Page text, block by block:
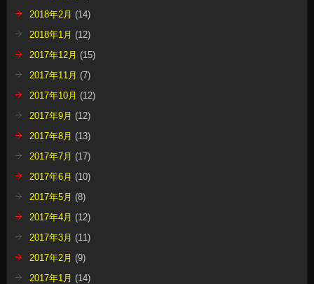
2018年2月 (14)
2018年1月 (12)
2017年12月 (15)
2017年11月 (7)
2017年10月 (12)
2017年9月 (12)
2017年8月 (13)
2017年7月 (17)
2017年6月 (10)
2017年5月 (8)
2017年4月 (12)
2017年3月 (11)
2017年2月 (9)
2017年1月 (14)